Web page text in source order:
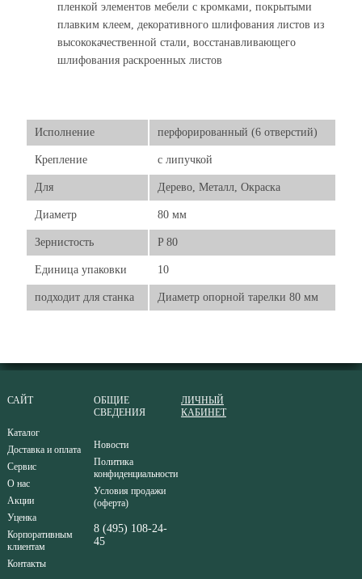
пленкой элементов мебели с кромками, покрытыми
плавким клеем, декоративного шлифования листов из
высококачественной стали, восстанавливающего
шлифования раскроенных листов
Исполнение перфорированный (6 отверстий)
Крепление с липучкой
Для Дерево, Металл, Окраска
Диаметр 80 мм
Зернистость P 80
Единица упаковки 10
подходит для станка Диаметр опорной тарелки 80 мм
САЙТ
Каталог
Доставка и оплата
Сервис
О нас
Акции
Уценка
Корпоративным
клиентам
Контакты
ОБЩИЕ
СВЕДЕНИЯ
Новости
Политика
конфиденциальности
Условия продажи
(оферта)
8 (495) 108-24-
45
ЛИЧНЫЙ
КАБИНЕТ